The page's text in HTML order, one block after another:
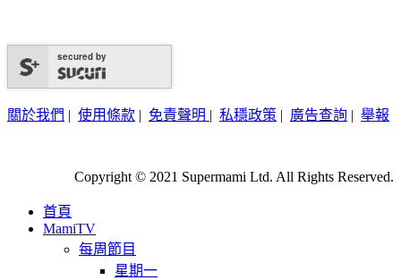
secured by
關於我們 | 使用條款 | 免責聲明 | 私穩政策 | 廣告查詢 | 舉報
Copyright © 2021 Supermami Ltd. All Rights Reserved.
首頁
MamiTV
每周節目
星期一